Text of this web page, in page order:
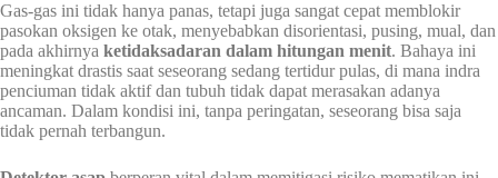
Gas-gas ini tidak hanya panas, tetapi juga sangat cepat memblokir
pasokan oksigen ke otak, menyebabkan disorientasi, pusing, mual, dan
pada akhirnya ketidaksadaran dalam hitungan menit. Bahaya ini
meningkat drastis saat seseorang sedang tertidur pulas, di mana indra
penciuman tidak aktif dan tubuh tidak dapat merasakan adanya
ancaman. Dalam kondisi ini, tanpa peringatan, seseorang bisa saja
tidak pernah terbangun.